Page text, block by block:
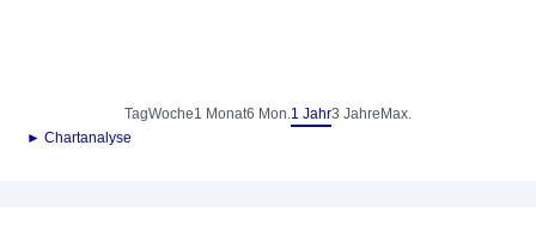
TagWoche1 Monat6 Mon.1 Jahr3 Jahre Max.
► Chartanalyse